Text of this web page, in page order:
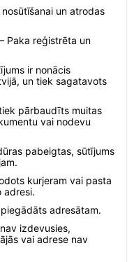
un atrodas
– Paka reģistrēta un
ir nonācis
un tiek sagatavots
pārbaudīts muitas
vai nodevu
pabeigtas, sūtījums
kurjeram vai pasta
adresi.
adresātam.
izdevusies,
vai adrese nav